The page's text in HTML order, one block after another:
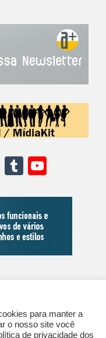
LinkedIn
Tumblr
(CGP) para manter a
o nosso site você
de privacidade dos